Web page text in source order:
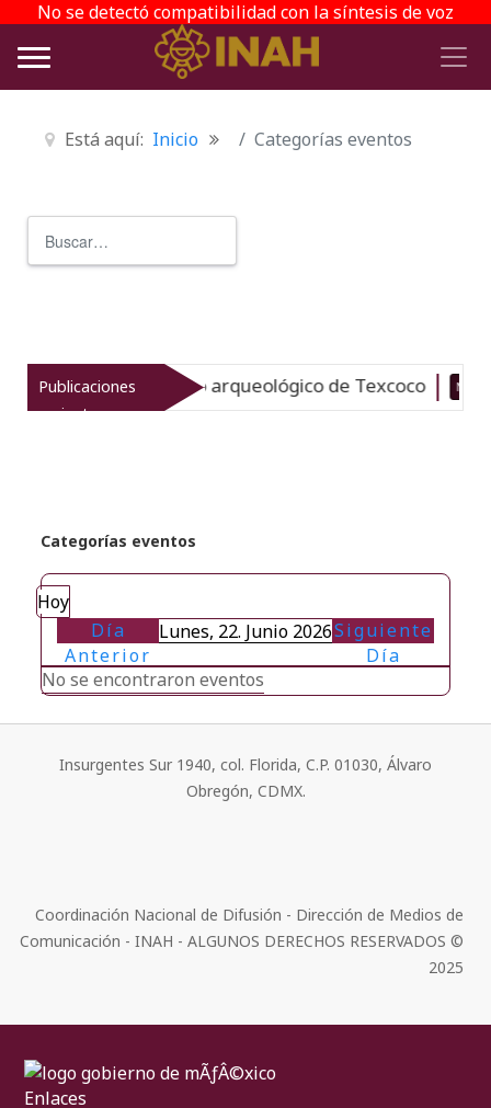
No se detectó compatibilidad con la síntesis de voz
Está aquí: Inicio Categorías eventos
Publicaciones
recientes
el patrimonio arqueológico de Texcoco Nuevo
Categorías eventos
Hoy
Día
Anterior
Lunes, 22. Junio 2026Siguiente
Día
No se encontraron eventos
Insurgentes Sur 1940, col. Florida, C.P. 01030, Álvaro
Obregón, CDMX.
Coordinación Nacional de Difusión - Dirección de Medios de
Comunicación - INAH - ALGUNOS DERECHOS RESERVADOS ©
2025
Enlaces